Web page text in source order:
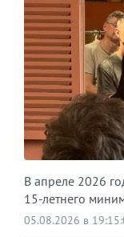
В апреле 2026
15-летнего
05.08.2026 в